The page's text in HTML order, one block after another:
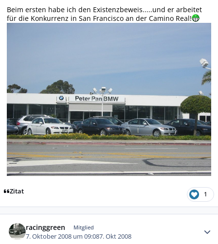
Beim ersten habe ich den Existenzbeweis.....und er arbeitet
für die Konkurrenz in San Francisco an der Camino Real!
Zitat 1
racinggreen Mitglied
7. Oktober 2008 um 09:087. Okt 2008